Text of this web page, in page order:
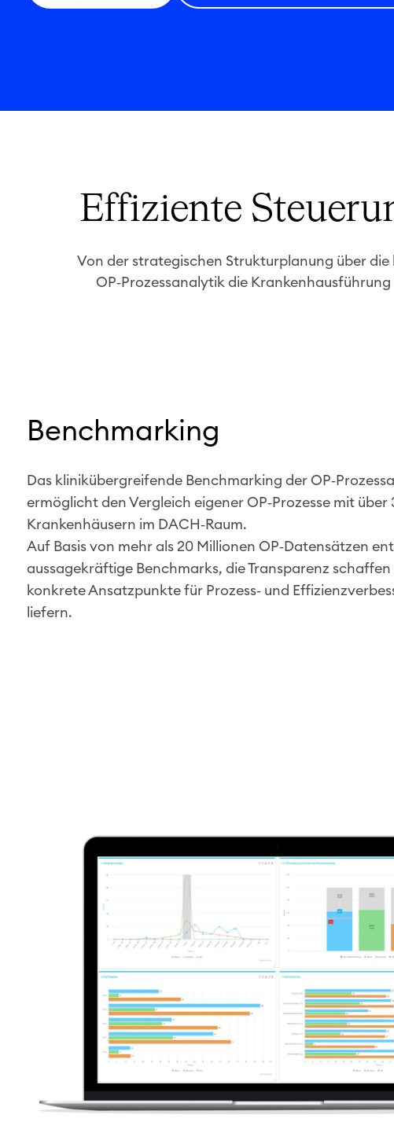
Effiziente
Von der strategischen Strukturplanung über
OP‑Prozessanalytik die
Benchmarking
Das klinikübergreifende Benchmarking der
ermöglicht den Vergleich eigener OP‑Prozesse mit über
Krankenhäusern im DACH‑Raum.
Auf Basis von mehr als 20 Millionen OP‑Datensätzen
aussagekräftige Benchmarks, die Transparenz schaffen
konkrete Ansatzpunkte für Prozess‑ und
liefern.